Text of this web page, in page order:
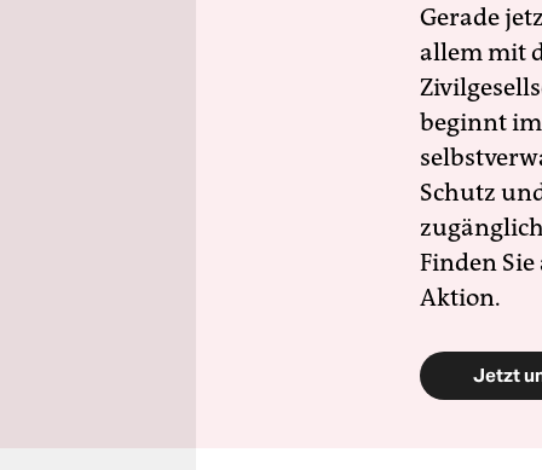
Gerade
allem mit
beginnt
Schutz
Finden
Aktion.
Jetzt